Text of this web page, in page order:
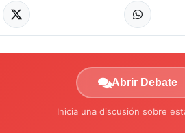
Abrir Debate
Inicia una discusión sobre